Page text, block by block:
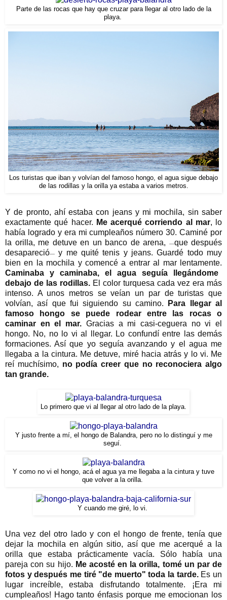
Parte de las rocas que hay que cruzar para llegar al otro lado de la
playa.
Los turistas que iban y volvían del famoso hongo, el agua sigue debajo
de las rodillas y la orilla ya estaba a varios metros.
Y de pronto, ahí estaba con jeans y mi mochila, sin saber
exactamente qué hacer. Me acerqué corriendo al mar, lo
había logrado y era mi cumpleaños número 30. Caminé por
la orilla, me detuve en un banco de arena,
—que después
desapareció—
y me quité tenis y jeans. Guardé todo muy
bien en la mochila y comencé a entrar al mar lentamente.
Caminaba y caminaba, el agua seguía llegándome
debajo de las rodillas. El color turquesa cada vez era más
intenso. A unos metros se veían un par de turistas que
volvían, así que fui siguiendo su camino.
Para llegar al
famoso hongo se puede rodear entre las rocas o
caminar en el mar. Gracias a mi casi-ceguera no vi el
hongo. No, no lo vi al llegar. Lo confundí entre las demás
formaciones. Así que yo seguía avanzando y el agua me
llegaba a la cintura. Me detuve, miré hacia atrás y lo vi. Me
reí muchísimo, no podía creer que no reconociera algo
tan grande.
Lo primero que vi al llegar al otro lado de la playa.
Y justo frente a mí, el hongo de Balandra, pero no lo distinguí y me
seguí.
Y como no vi el hongo, acá el agua ya me llegaba a la cintura y tuve
que volver a la orilla.
Y cuando me giré, lo vi.
Una vez del otro lado y con el hongo de frente, tenía que
dejar la mochila en algún sitio, así que me acerqué a la
orilla que estaba prácticamente vacía. Sólo había una
pareja con su hijo. Me acosté en la orilla, tomé un par de
fotos y después me tiré "de muerto" toda la tarde.Es un
lugar increíble, estaba disfrutando totalmente. ¡Era mi
cumpleaños! Hago tanto énfasis porque me emocionan los